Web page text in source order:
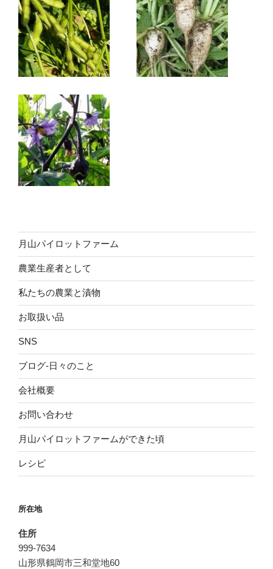
月山パイロットファーム
農業生産者として
私たちの農業と漬物
お取扱い品
SNS
ブログ-日々のこと
会社概要
お問い合わせ
月山パイロットファームができた頃
レシピ
所在地
住所
999-7634
山形県鶴岡市三和堂地60